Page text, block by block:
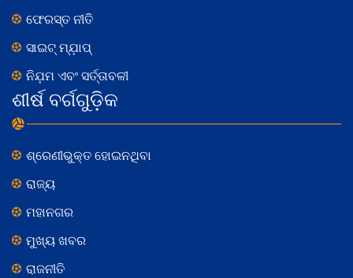
ଫେରସ୍ତ ନୀତି
ସାଇଟ୍ ମ୍ଯ଼ାପ୍
ନିଯ଼ମ ଏବଂ ସର୍ତ୍ତାବଳୀ
ଶୀର୍ଷ ବର୍ଗଗୁଡ଼ିକ
ଶ୍ରେଣୀଭୁକ୍ତ ହୋଇନଥିବା
ରାଜ୍ୟ
ମହାନଗର
ମୁଖ୍ୟ ଖବର
ରାଜନୀତି